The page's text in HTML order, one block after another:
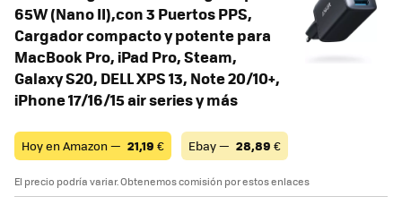
65W (Nano II),con 3 Puertos PPS,
Cargador compacto y potente para
MacBook Pro, iPad Pro, Steam,
Galaxy S20, DELL XPS 13, Note 20/10+,
iPhone 17/16/15 air series y más
Hoy en Amazon — 21,19 € Ebay — 28,89 €
El precio podría variar. Obtenemos comisión por estos enlaces